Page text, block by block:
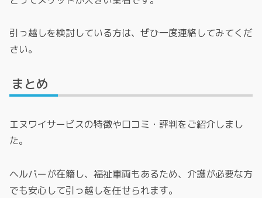
引っ越しを検討している方は、ぜひ一度連絡してみてくだ
さい。
まとめ
エヌワイサービスの特徴や口コミ・評判をご紹介しまし
た。
ヘルパーが在籍し、福祉車両もあるため、介護が必要な方
でも安心して引っ越しを任せられます。